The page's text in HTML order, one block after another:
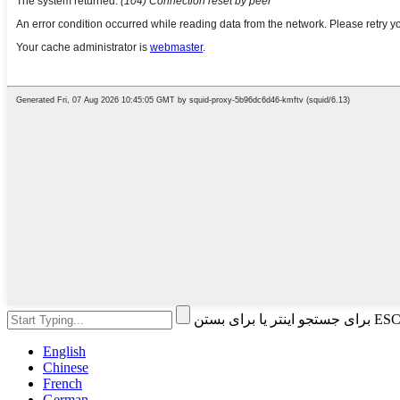
English
Chinese
French